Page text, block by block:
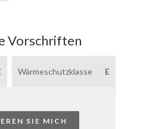
Vorschriften
Wärmeschutzklasse E
SIE MICH